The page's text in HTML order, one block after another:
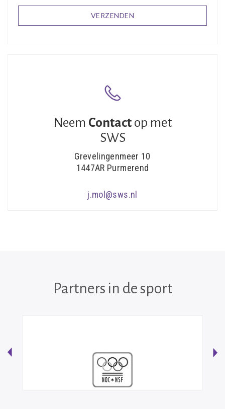
Neem Contact op met
SWS
Grevelingenmeer 10
1447AR Purmerend
j.mol@sws.nl
Partners in de sport